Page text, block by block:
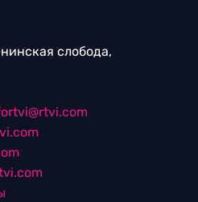
слобода,